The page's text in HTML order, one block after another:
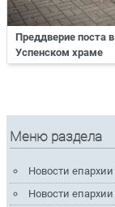
Преддверие поста
Успенском храме
Меню раздела
Новости епархии
Новости епархии